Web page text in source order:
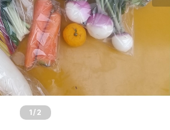
1 /2